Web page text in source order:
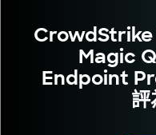
Magic
Endpoint
評